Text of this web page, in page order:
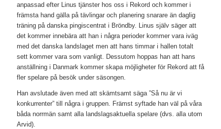
anpassad efter Linus tjänster hos oss i Rekord och kommer i
främsta hand gälla på tävlingar och planering snarare än daglig
träning på danska pingiscentrat i Bröndby. Linus själv säger att
det kommer innebära att han i några perioder kommer vara iväg
med det danska landslaget men att hans timmar i hallen totalt
sett kommer vara som vanligt. Dessutom hoppas han att hans
anställning i Danmark kommer skapa möjligheter för Rekord att få
fler spelare på besök under säsongen.
Han avslutade även med att skämtsamt säga ”Så nu är vi
konkurrenter” till några i gruppen. Främst syftade han väl på våra
båda norrmän samt alla landslagsaktuella spelare (dvs. alla utom
Arvid).